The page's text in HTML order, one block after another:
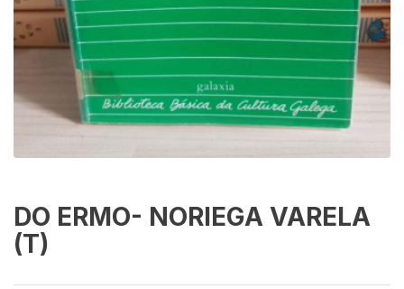
DO ERMO- NORIEGA VARELA
(T)